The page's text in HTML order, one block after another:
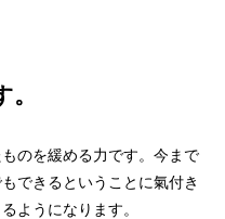
のを緩める力です。今まで
できるということに氣付き
ようになります。